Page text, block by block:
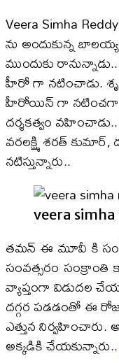
Veera Simha
ను అందుకున్న
ముందుకు
హీరో గా నటించాడు.
హీరోయిన్ గా నటించగా
దర్శకత్వం
వరలక్ష్మి శరత్
నటిస్తున్నారు..
veera
తమన్ ఈ మూవీ కి
సంవత్సరం
వ్యాప్తంగా విడుదల
దగ్గర పడడంతో ఈ
ఎత్తున
అక్కడికి చేయకున్నారు..